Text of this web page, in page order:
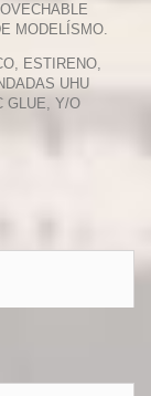
MODELÍSMO.
ESTIRENO,
UHU
GLUE, Y/O